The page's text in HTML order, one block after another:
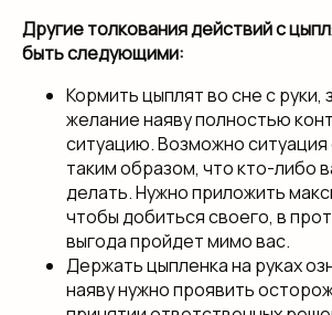
Другие толкования действий с
быть следующими:
Кормить цыплят во сне с руки,
желание наяву полностью
ситуацию. Возможно ситуация
таким образом, что кто-либо
делать. Нужно приложить
чтобы добиться своего, в
выгода пройдет мимо вас.
Держать цыпленка на руках
наяву нужно проявить